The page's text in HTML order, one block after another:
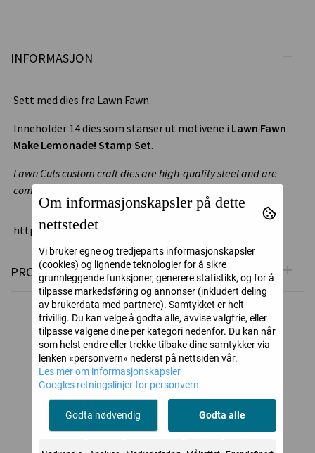
INFORMASJON
Sett med dies fra Lawn Fawn.
Inneholder 14 dies som stanser ut motivene i Lawn Fawn
Make Lemonade! Stamp Set.
Lawn Cuts custom craft dies are high-quality steel and are
compatible with most die cutting machines!
https://www.lawnfawn.com/
PRODUSENT
Alternative produkter
Om informasjonskapsler på dette
nettstedet
Vi bruker egne og tredjeparts informasjonskapsler
(cookies) og lignende teknologier for å sikre
grunnleggende funksjoner, generere statistikk, og for å
tilpasse markedsføring og annonser (inkludert deling
av brukerdata med partnere). Samtykket er helt
frivillig. Du kan velge å godta alle, avvise valgfrie, eller
tilpasse valgene dine per kategori nedenfor. Du kan når
som helst endre eller trekke tilbake dine samtykker via
lenken «personvern» nederst på nettsiden vår.
Les mer om informasjonskapsler
Googles retningslinjer for personvern
Godta nødvendig Godta alle